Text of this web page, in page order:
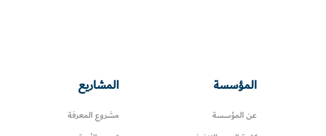
المؤسسة
عن المؤسسة
المشاريع
مشروع المعرفة